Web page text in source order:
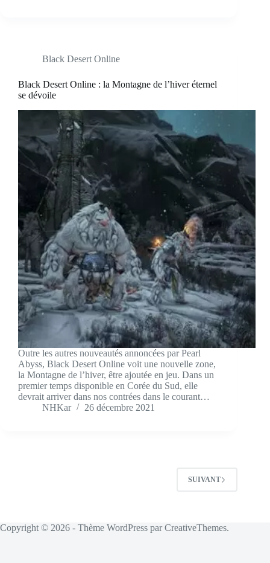
Black Desert Online
Black Desert Online : la Montagne de l’hiver éternel
se dévoile
Outre les autres nouveautés annoncées par Pearl
Abyss, Black Desert Online voit une nouvelle zone,
la Montagne de l’hiver, être ajoutée en jeu. Dans un
premier temps disponible en Corée du Sud, elle
devrait arriver dans nos contrées dans le courant…
NHKar
26 décembre 2021
SUIVANT
Copyright © 2026 - Thème WordPress parCreativeThemes.